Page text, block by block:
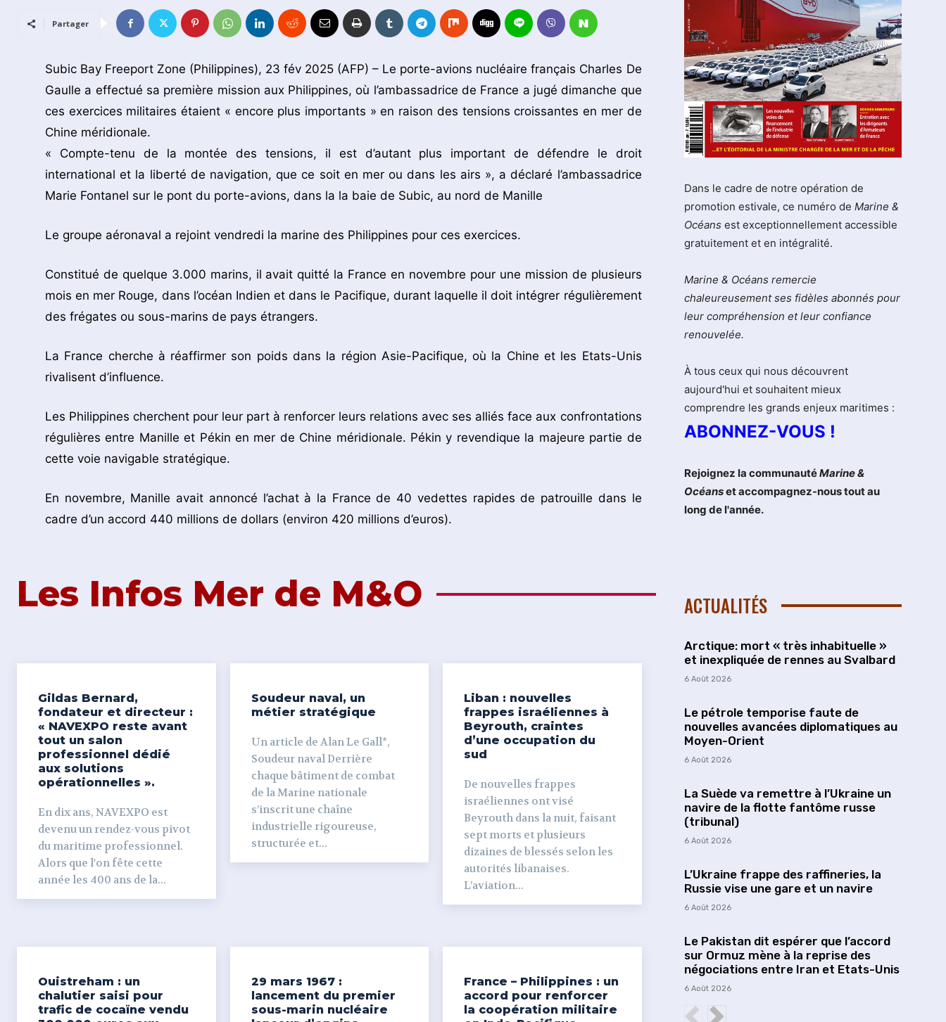
Partager
Subic Bay Freeport Zone (Philippines), 23 fév 2025 (AFP) – Le porte-avions nucléaire français Charles De
Gaulle a effectué sa première mission aux Philippines, où l’ambassadrice de France a jugé dimanche que
ces exercices militaires étaient « encore plus importants » en raison des tensions croissantes en mer de
Chine méridionale.
« Compte-tenu de la montée des tensions, il est d’autant plus important de défendre le droit
international et la liberté de navigation, que ce soit en mer ou dans les airs », a déclaré l’ambassadrice
Marie Fontanel sur le pont du porte-avions, dans la la baie de Subic, au nord de Manille
Le groupe aéronaval a rejoint vendredi la marine des Philippines pour ces exercices.
Constitué de quelque 3.000 marins, il avait quitté la France en novembre pour une mission de plusieurs
mois en mer Rouge, dans l’océan Indien et dans le Pacifique, durant laquelle il doit intégrer régulièrement
des frégates ou sous-marins de pays étrangers.
La France cherche à réaffirmer son poids dans la région Asie-Pacifique, où la Chine et les Etats-Unis
rivalisent d’influence.
Les Philippines cherchent pour leur part à renforcer leurs relations avec ses alliés face aux confrontations
régulières entre Manille et Pékin en mer de Chine méridionale. Pékin y revendique la majeure partie de
cette voie navigable stratégique.
En novembre, Manille avait annoncé l’achat à la France de 40 vedettes rapides de patrouille dans le
cadre d’un accord 440 millions de dollars (environ 420 millions d’euros).
Les Infos Mer de M&O
Gildas Bernard,
fondateur et directeur :
« NAVEXPO reste avant
tout un salon
professionnel dédié
aux solutions
opérationnelles ».
En dix ans, NAVEXPO est
devenu un rendez-vous pivot
du maritime professionnel.
Alors que l'on fête cette
année les 400 ans de la...
Soudeur naval, un
métier stratégique
Un article de Alan Le Gall*,
Soudeur naval Derrière
chaque bâtiment de combat
de la Marine nationale
s’inscrit une chaîne
industrielle rigoureuse,
structurée et...
Liban : nouvelles
frappes israéliennes à
Beyrouth, craintes
d’une occupation du
sud
De nouvelles frappes
israéliennes ont visé
Beyrouth dans la nuit, faisant
sept morts et plusieurs
dizaines de blessés selon les
autorités libanaises.
L’aviation...
Ouistreham : un
chalutier saisi pour
trafic de cocaïne vendu
29 mars 1967 :
lancement du premier
sous-marin nucléaire
France – Philippines : un
accord pour renforcer
la coopération militaire
Dans le cadre de notre opération de
promotion estivale, ce numéro de Marine &
Océans est exceptionnellement accessible
gratuitement et en intégralité.
Marine & Océans remercie
chaleureusement ses fidèles abonnés pour
leur compréhension et leur confiance
renouvelée.
À tous ceux qui nous découvrent
aujourd'hui et souhaitent mieux
comprendre les grands enjeux maritimes :
ABONNEZ-VOUS !
Rejoignez la communautéMarine &
Océanset accompagnez-nous tout au
long de l'année.
ACTUALITÉS
Arctique: mort « très inhabituelle »
et inexpliquée de rennes au Svalbard
6 Août 2026
Le pétrole temporise faute de
nouvelles avancées diplomatiques au
Moyen-Orient
6 Août 2026
La Suède va remettre à l’Ukraine un
navire de la flotte fantôme russe
(tribunal)
6 Août 2026
L’Ukraine frappe des raffineries, la
Russie vise une gare et un navire
6 Août 2026
Le Pakistan dit espérer que l’accord
sur Ormuz mène à la reprise des
négociations entre Iran et Etats-Unis
6 Août 2026